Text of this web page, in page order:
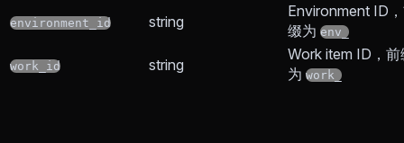
environment_id string
Environment ID
缀为 env_
work_id string
Work item ID，前
为 work_